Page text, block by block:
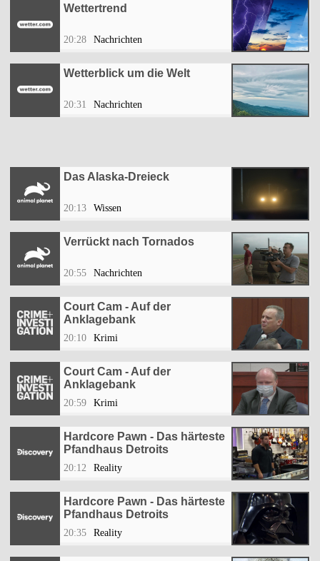
Wettertrend
20:28 Nachrichten
Wetterblick um die Welt
20:31 Nachrichten
Das Alaska-Dreieck
20:13 Wissen
Verrückt nach Tornados
20:55 Nachrichten
Court Cam - Auf der
Anklagebank
20:10 Krimi
Court Cam - Auf der
Anklagebank
20:59 Krimi
Hardcore Pawn - Das härteste
Pfandhaus Detroits
20:12 Reality
Hardcore Pawn - Das härteste
Pfandhaus Detroits
20:35 Reality